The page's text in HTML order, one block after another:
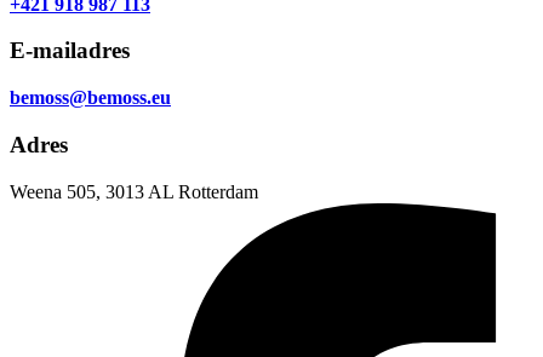
E-mailadres
bemoss@bemoss.eu
Adres
Weena 505, 3013 AL Rotterdam